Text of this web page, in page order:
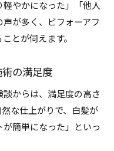
やかになった」「他人
が多く、ビフォーアフ
とが伺えます。
の満足度
からは、満足度の高さ
な仕上がりで、白髪が
簡単になった」といっ